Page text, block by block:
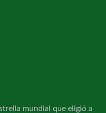
mundial que eligió a